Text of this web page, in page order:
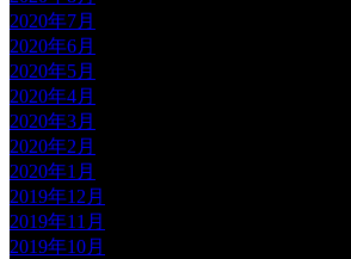
2020年7月
2020年6月
2020年5月
2020年4月
2020年3月
2020年2月
2020年1月
2019年12月
2019年11月
2019年10月